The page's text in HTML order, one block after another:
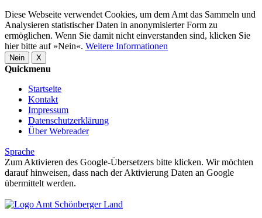
Diese Webseite verwendet Cookies, um dem Amt das Sammeln und
Analysieren statistischer Daten in anonymisierter Form zu
ermöglichen. Wenn Sie damit nicht einverstanden sind, klicken Sie
hier bitte auf »Nein«. Weitere Informationen
Nein X
Quickmenu
Startseite
Kontakt
Impressum
Datenschutzerklärung
Über Webreader
Sprache
Zum Aktivieren des Google-Übersetzers bitte klicken. Wir möchten
darauf hinweisen, dass nach der Aktivierung Daten an Google
übermittelt werden.